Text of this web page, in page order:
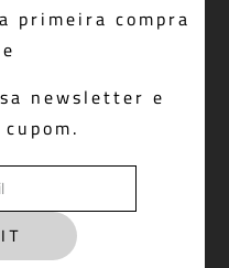
primeira compra
newsletter e